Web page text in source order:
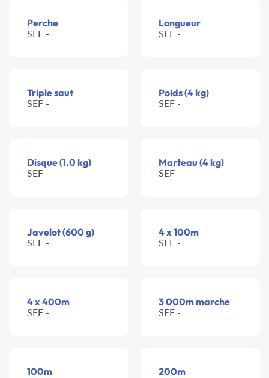
Perche
SEF -
Longueur
SEF -
Triple saut
SEF -
Poids (4 kg)
SEF -
Disque (1.0 kg)
SEF -
Marteau (4 kg)
SEF -
Javelot (600 g)
SEF -
4 x 100m
SEF -
4 x 400m
SEF -
3 000m marche
SEF -
100m 200m